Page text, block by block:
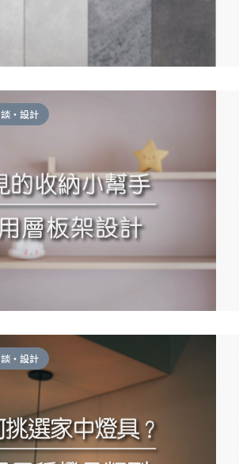
談・設計
談・設計